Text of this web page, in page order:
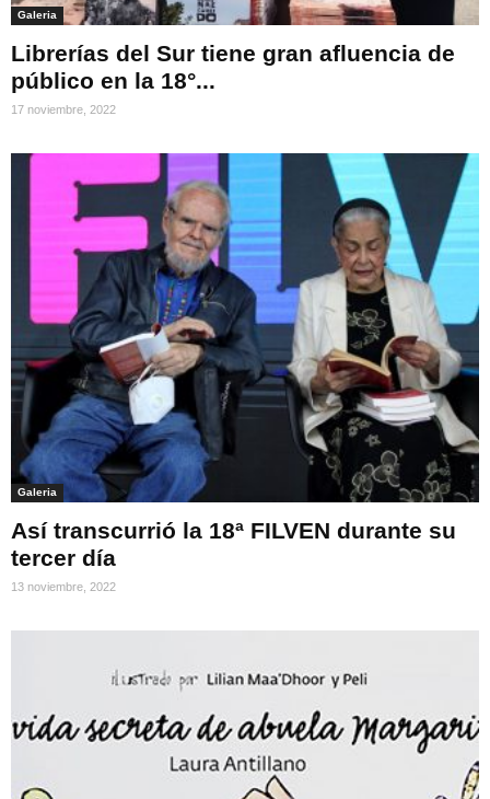
Galeria
Librerías del Sur tiene gran afluencia de
público en la 18°...
17 noviembre, 2022
Galeria
Así transcurrió la 18ª FILVEN durante su
tercer día
13 noviembre, 2022